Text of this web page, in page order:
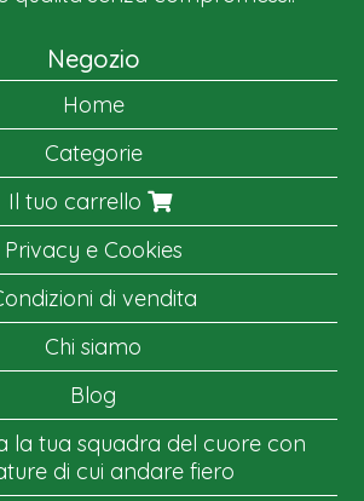
Negozio
Home
Categorie
Il tuo carrello
Privacy e Cookies
di vendita
Chi siamo
Blog
la tua squadra del cuore con
di cui andare fiero